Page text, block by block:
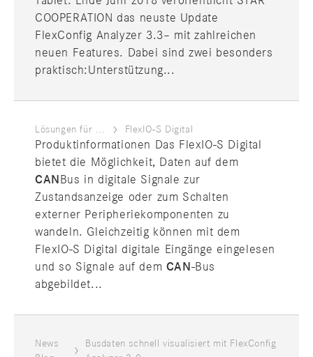
COOPERATION das neuste Update
FlexConfig Analyzer 3.3– mit zahlreichen
neuen Features. Dabei sind zwei besonders
praktisch:Unterstützung...
Lösungen für ... FlexIO-S Digital
Produktinformationen Das FlexIO-S Digital
bietet die Möglichkeit, Daten auf dem
CAN Bus in digitale Signale zur
Zustandsanzeige oder zum Schalten
externer Peripheriekomponenten zu
wandeln. Gleichzeitig können mit dem
FlexIO-S Digital digitale Eingänge eingelesen
und so Signale auf dem CAN -Bus
abgebildet...
News
Busdaten schnell visualisiert mit FlexConfig